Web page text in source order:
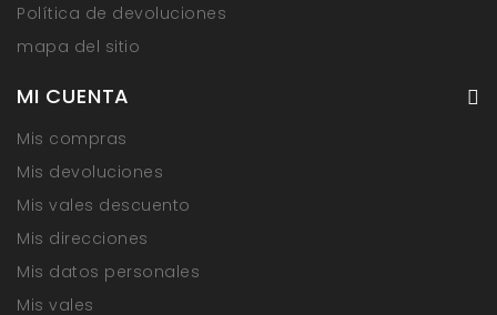
Política de devoluciones
mapa del sitio
MI CUENTA
Mis compras
Mis devoluciones
Mis vales descuento
Mis direcciones
Mis datos personales
Mis vales